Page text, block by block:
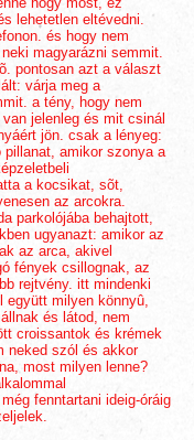
lehetetlen eltévedni.
és hogy nem
magyarázni semmit.
pontosan azt a választ
várja meg a
a tény, hogy nem
jelenleg és mit csinál
jön. csak a lényeg:
amikor szonya a
a kocsikat, sõt,
az arcokra.
parkolójába behajtott,
ugyanazt: amikor az
az arca, akivel
fények csillognak, az
rejtvény. itt mindenki
együtt milyen könnyû,
és látod, nem
croissantok és krémek
neked szól és akkor
most milyen lenne?
fenntartani ideig-óráig